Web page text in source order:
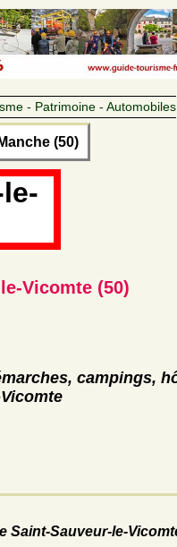
- Patrimoine - Automobiles
Manche (50)
Vicomte (50)
campings,
Saint-Sauveur-le-